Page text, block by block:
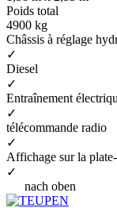
Poids total
4900 kg
Châssis à réglage
✓
Diesel
✓
Entraînement
✓
télécommande radio
✓
Affichage sur la
✓
nach oben